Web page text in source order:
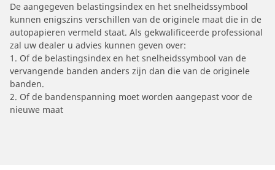
De aangegeven belastingsindex en het snelheidssymbool
kunnen enigszins verschillen van de originele maat die in de
autopapieren vermeld staat. Als gekwalificeerde professional
zal uw dealer u advies kunnen geven over:
1. Of de belastingsindex en het snelheidssymbool van de
vervangende banden anders zijn dan die van de originele
banden.
2. Of de bandenspanning moet worden aangepast voor de
nieuwe maat